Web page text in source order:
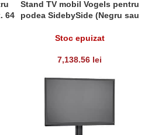
64
Stand TV mobil Vogels pentru
podea SidebySide (Negru sau
Stoc epuizat
7,138.56 lei